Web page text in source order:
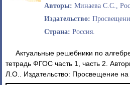
Авторы: Минаева С.С.,
Издательство:
Страна: Россия.
Актуальные решебники по
тетрадь ФГОС часть 1, часть 2.
Л.О.. Издательство: Просвещение на